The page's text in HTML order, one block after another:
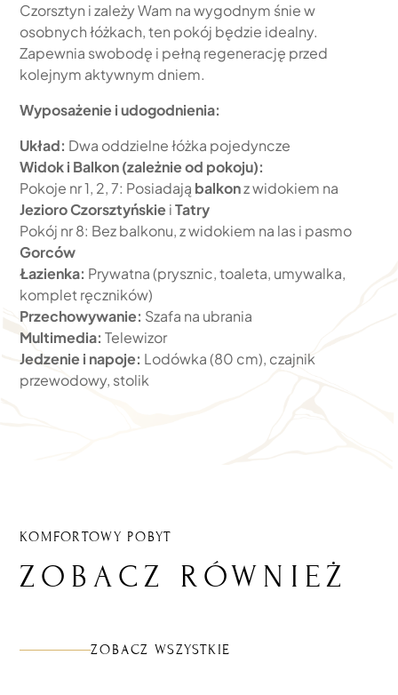
Czorsztyn i zależy Wam na wygodnym śnie w
osobnych łóżkach, ten pokój będzie idealny.
Zapewnia swobodę i pełną regenerację przed
kolejnym aktywnym dniem.
Wyposażenie i udogodnienia:
Układ: Dwa oddzielne łóżka pojedyncze
Widok i Balkon (zależnie od pokoju):
Pokoje nr 1, 2, 7: Posiadają balkonz widokiem na
Jezioro CzorsztyńskieiTatry
Pokój nr 8: Bez balkonu, z widokiem na las i pasmo
Gorców
Łazienka: Prywatna (prysznic, toaleta, umywalka,
komplet ręczników)
Przechowywanie: Szafa na ubrania
Multimedia: Telewizor
Jedzenie i napoje: Lodówka (80 cm), czajnik
przewodowy, stolik
KOMFORTOWY POBYT
ZOBACZ RÓWNIEŻ
ZOBACZ WSZYSTKIE